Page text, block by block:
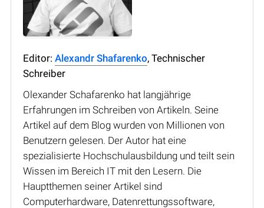
Editor: Alexandr Shafarenko, Technischer
Schreiber
Olexander Schafarenko hat langjährige
Erfahrungen im Schreiben von Artikeln. Seine
Artikel auf dem Blog wurden von Millionen von
Benutzern gelesen. Der Autor hat eine
spezialisierte Hochschulausbildung und teilt sein
Wissen im Bereich IT mit den Lesern. Die
Hauptthemen seiner Artikel sind
Computerhardware, Datenrettungssoftware,